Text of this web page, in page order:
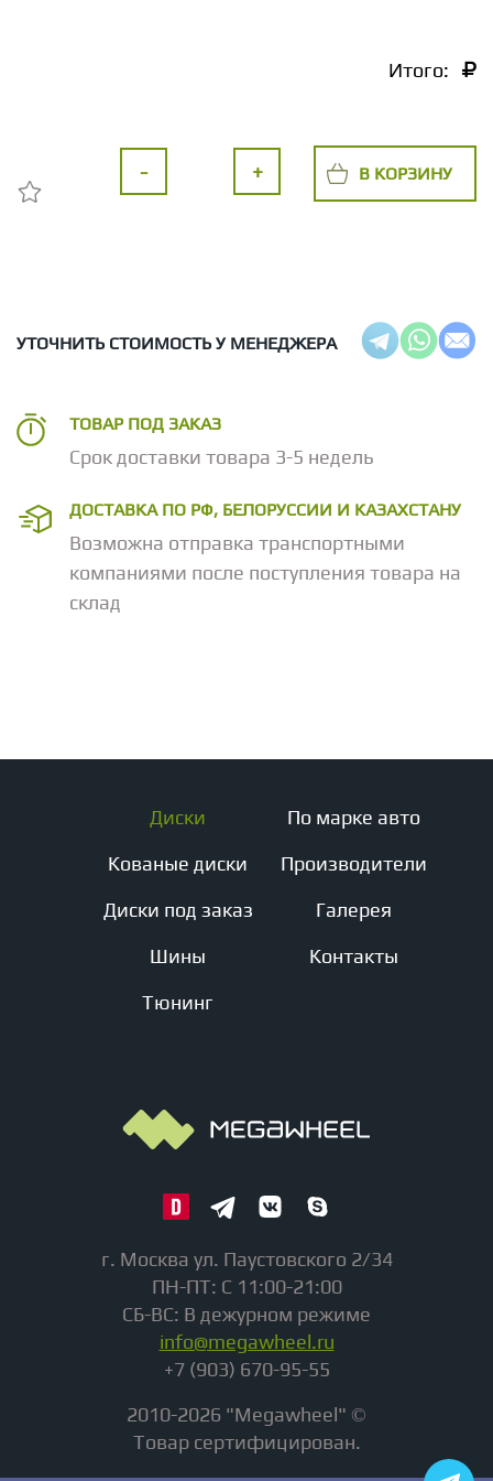
Итого:
- + В КОРЗИНУ
УТОЧНИТЬ СТОИМОСТЬ У МЕНЕДЖЕРА
ТОВАР ПОД ЗАКАЗ
Срок доставки товара 3-5 недель
ДОСТАВКА ПО РФ, БЕЛОРУССИИ И КАЗАХСТАНУ
Возможна отправка транспортными
компаниями после поступления товара на
склад
Диски
Кованые диски
Диски под заказ
Шины
Тюнинг
По марке авто
Производители
Галерея
Контакты
г. Москва ул. Паустовского 2/34
ПН-ПТ: С 11:00-21:00
СБ-ВС: В дежурном режиме
info@megawheel.ru
+7 (903) 670-95-55
2010-2026 "Megawheel" ©
Товар сертифицирован.